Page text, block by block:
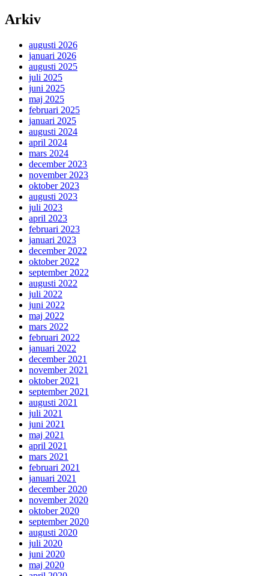
Arkiv
augusti 2026
januari 2026
augusti 2025
juli 2025
juni 2025
maj 2025
februari 2025
januari 2025
augusti 2024
april 2024
mars 2024
december 2023
november 2023
oktober 2023
augusti 2023
juli 2023
april 2023
februari 2023
januari 2023
december 2022
oktober 2022
september 2022
augusti 2022
juli 2022
juni 2022
maj 2022
mars 2022
februari 2022
januari 2022
december 2021
november 2021
oktober 2021
september 2021
augusti 2021
juli 2021
juni 2021
maj 2021
april 2021
mars 2021
februari 2021
januari 2021
december 2020
november 2020
oktober 2020
september 2020
augusti 2020
juli 2020
juni 2020
maj 2020